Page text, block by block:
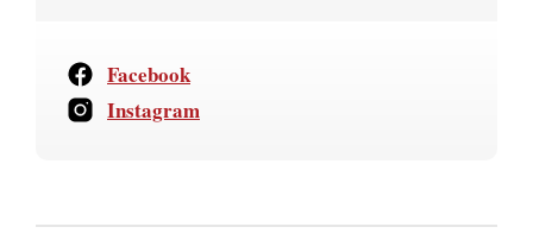
Facebook
Instagram